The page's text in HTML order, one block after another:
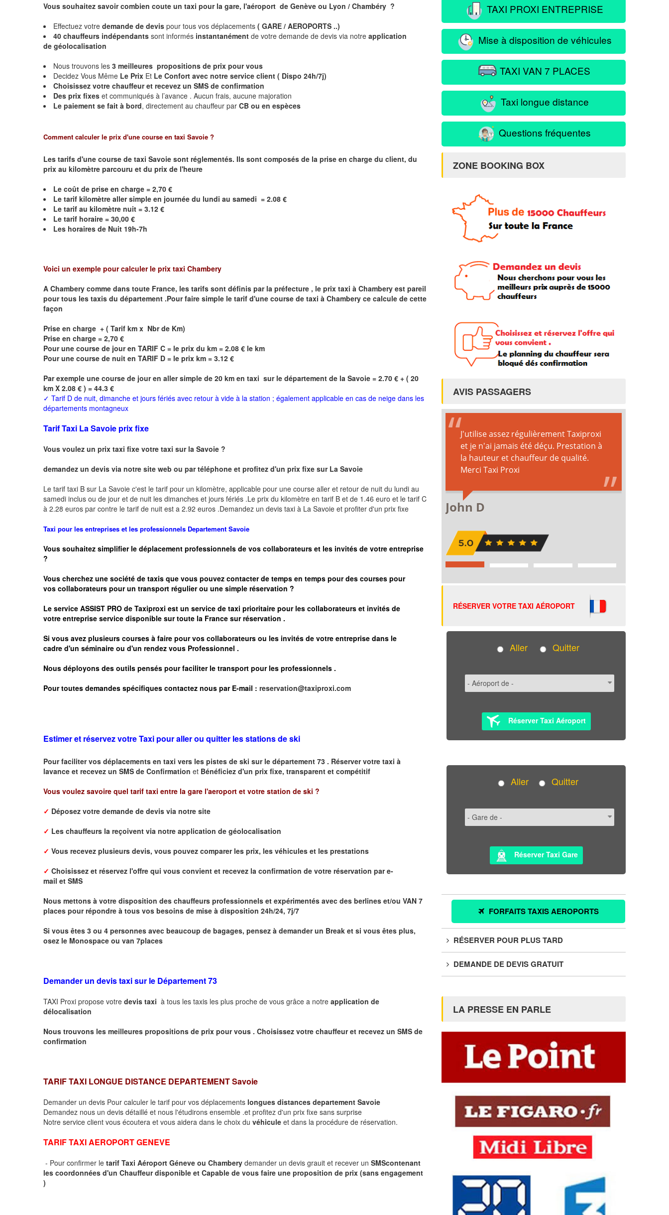
Vous souhaitez savoir combien coute un taxi pour la gare, l'aéroport de Genève ou Lyon / Chambéry ?
Effectuez votre demande de devis pour tous vos déplacements ( GARE / AEROPORTS ..)
40 chauffeurs indépendants sont informés instantanément de votre demande de devis via notre application
de géolocalisation
Nous trouvons les 3 meilleures propositions de prix pour vous
Decidez Vous Même Le Prix Et Le Confort avec notre service client ( Dispo 24h/7j)
Choisissez votre chauffeur et recevez un SMS de confirmation
Des prix fixes et communiqués à l’avance . Aucun frais, aucune majoration
Le paiement se fait à bord, directement au chauffeur par CB ou en espèces
Comment calculer le prix d'une course en taxi Savoie ?
Les tarifs d'une course de taxi Savoie sont réglementés. Ils sont composés de la prise en charge du client, du
prix au kilomètre parcouru et du prix de l'heure
Le coût de prise en charge = 2,70 €
Le tarif kilomètre aller simple en journée du lundi au samedi = 2.08 €
Le tarif au kilomètre nuit = 3.12 €
Le tarif horaire = 30,00 €
Les horaires de Nuit 19h-7h
Voici un exemple pour calculer le prix taxi Chambery
A Chambery comme dans toute France, les tarifs sont définis par la préfecture , le prix taxi à Chambery est pareil
pour tous les taxis du département .Pour faire simple le tarif d'une course de taxi à Chambery ce calcule de cette
façon
Prise en charge + ( Tarif km x Nbr de Km)
Prise en charge = 2,70 €
Pour une course de jour en TARIF C = le prix du km = 2.08 € le km
Pour une course de nuit en TARIF D = le prix km = 3.12 €
Par exemple une course de jour en aller simple de 20 km en taxi sur le département de la Savoie = 2.70 € + ( 20
km X 2.08 € ) = 44.3 €
✓ Tarif D de nuit, dimanche et jours fériés avec retour à vide à la station ; également applicable en cas de neige dans les
départements montagneux
Tarif Taxi La Savoie prix fixe
Vous voulez un prix taxi fixe votre taxi sur la Savoie ?
demandez un devis via notre site web ou par téléphone et profitez d'un prix fixe sur La Savoie
Le tarif taxi B sur La Savoie c'est le tarif pour un kilomètre, applicable pour une course aller et retour de nuit du lundi au
samedi inclus ou de jour et de nuit les dimanches et jours fériés .Le prix du kilomètre en tarif B et de 1.46 euro et le tarif C
à 2.28 euros par contre le tarif de nuit est a 2.92 euros .Demandez un devis taxi à La Savoie et profiter d'un prix fixe
Taxi pour les entreprises et les professionnels Departement Savoie
Vous souhaitez simplifier le déplacement professionnels de vos collaborateurs et les invités de votre entreprise
?
Vous cherchez une société de taxis que vous pouvez contacter de temps en temps pour des courses pour
vos collaborateurs pour un transport régulierou une simple réservation ?
Le service ASSIST PRO de Taxiproxi est un service de taxi prioritaire pour les collaborateurs et invités de
votre entreprise service disponible sur toute la France sur réservation .
Si vous avez plusieurs courses à faire pour vos collaborateurs ou les invités de votre entreprise dans le
cadre d'un séminaire ou d'un rendez vous Professionnel .
Nous déployons des outils pensés pour faciliter le transport pour les professionnels .
Pour toutes demandes spécifiques contactez nous parE-mail : reservation@taxiproxi.com
Estimer et réservez votre Taxi pour aller ou quitter les stations de ski
Pour faciliter vos déplacements en taxi vers les pistes de ski sur le département 73 . Réserver votre taxi à
lavance et recevez un SMS de Confirmation et Bénéficiez d'un prix fixe, transparent et compétitif
Vous voulez savoire quel tarif taxi entre la gare l'aeroport et votre station de ski ?
✓ Déposez votre demande de devis via notre site
✓ Les chauffeurs la reçoivent via notre application de géolocalisation
✓ Vous recevez plusieurs devis, vous pouvez comparer les prix, les véhicules et les prestations
✓ Choisissez et réservez l'offre qui vous convient et recevez la confirmation de votre réservation pare-
mail et SMS
Nous mettons à votre disposition des chauffeurs professionnels et expérimentés avec des berlines et/ou VAN 7
places pour répondre à tous vos besoins de mise à disposition 24h/24, 7j/7
Si vous êtes 3 ou 4 personnes avec beaucoup de bagages, pensez à demander un Break et si vous êtes plus,
osez le Monospace ou van 7places
Demander un devis taxi sur le Département 73
TAXI Proxi propose votre devis taxi à tous les taxis les plus proche de vous grâce a notre application de
délocalisation
Nous trouvons les meilleures propositions de prix pour vous . Choisissez votre chauffeur et recevez un SMS de
confirmation
TARIF TAXI LONGUE DISTANCE DEPARTEMENTSavoie
Demander un devis Pour calculer le tarif pour vos déplacements longues distances departement Savoie
Demandez nous un devis détaillé et nous l'étudirons ensemble .et profitez d'un prix fixe sans surprise
Notre service client vous écoutera et vous aidera dans le choix du véhicule et dans la procédure de réservation.
TARIF TAXI AEROPORT GENEVE
- Pour confirmer le tarif Taxi Aéroport Géneve ou Chambery demander un devis grauit et recever un SMScontenant
les coordonnées d'un Chauffeur disponible et Capable de vous faire une proposition de prix (sans engagement
)
TAXI PROXI ENTREPRISE
Mise à disposition de véhicules
TAXI VAN 7 PLACES
Taxi longue distance
Questions fréquentes
ZONE BOOKING BOX
AVIS PASSAGERS
RÉSERVER VOTRE TAXI AÉROPORT
Aller Quitter
Réserver Taxi Aéroport
Aller Quitter
Réserver Taxi Gare
FORFAITS TAXIS AEROPORTS
RÉSERVER POUR PLUS TARD
DEMANDE DE DEVIS GRATUIT
LA PRESSE EN PARLE